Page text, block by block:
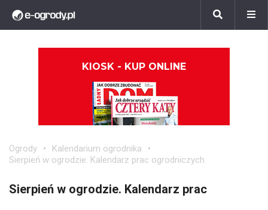
KIOSK - KUP ONLINE
Ogrody
Kalendarium ogrodnika
Sierpień w ogrodzie. Kalendarz prac ogrodniczych
Sierpień w ogrodzie. Kalendarz prac